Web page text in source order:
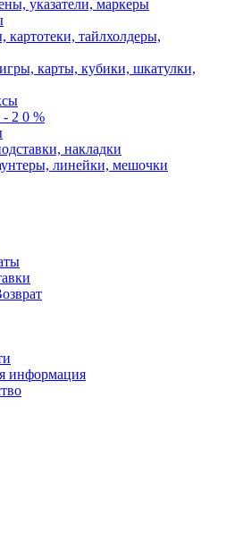
указатели, маркеры
картотеки, тайлхолдеры,
карты, кубики, шкатулки,
2 0 %
накладки
линейки, мешочки
информация